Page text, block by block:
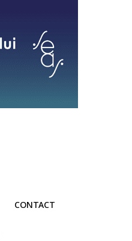
CONTACT